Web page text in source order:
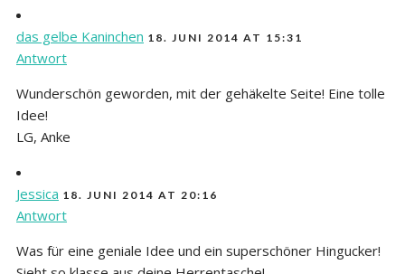
das gelbe Kaninchen 18. JUNI 2014 AT 15:31
Antwort
Wunderschön geworden, mit der gehäkelte Seite! Eine tolle
Idee!
LG, Anke
Jessica 18. JUNI 2014 AT 20:16
Antwort
Was für eine geniale Idee und ein superschöner Hingucker!